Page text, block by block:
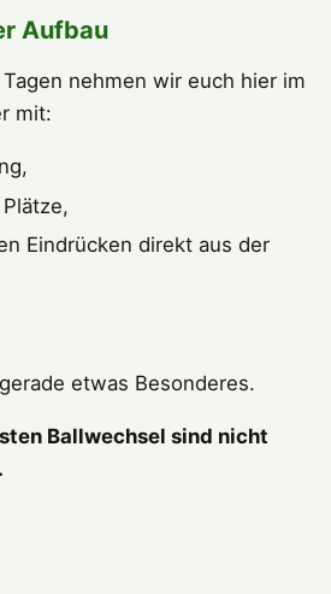
Aufbau
nehmen wir euch hier im
mit:
Eindrücken direkt aus der
etwas Besonderes.
Ballwechsel sind nicht